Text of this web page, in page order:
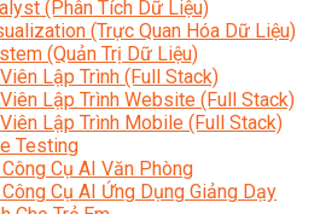
(Phân Tích Dữ Liệu)
(Trực Quan Hóa Dữ Liệu)
(Quản Trị Dữ Liệu)
Lập Trình (Full Stack)
Lập Trình Website (Full Stack)
Lập Trình Mobile (Full Stack)
Testing
Cụ AI Văn Phòng
Cụ AI Ứng Dụng Giảng Dạy